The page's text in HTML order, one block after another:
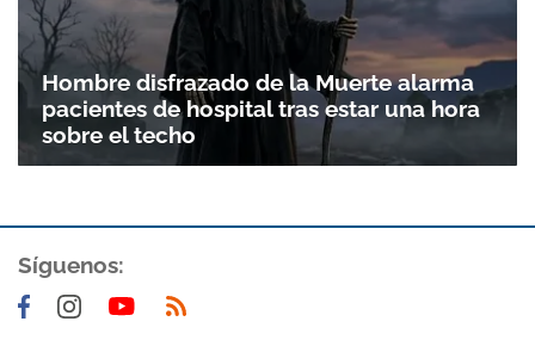
Hombre disfrazado de la Muerte alarma
pacientes de hospital tras estar una hora
sobre el techo
Síguenos: